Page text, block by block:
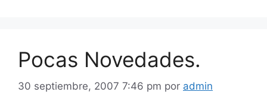
Pocas Novedades.
30 septiembre, 2007 7:46 pm por admin